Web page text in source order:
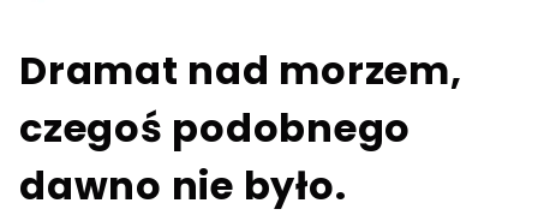
Dramat nad morzem,
czegoś podobnego
dawno nie było.